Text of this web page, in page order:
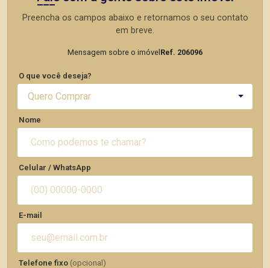
Preencha os campos abaixo e retornamos o seu contato
em breve.
Mensagem sobre o imóvel Ref. 206096
O que você deseja?
Quero Comprar
Nome
Celular / WhatsApp
E-mail
Telefone fixo (opcional)